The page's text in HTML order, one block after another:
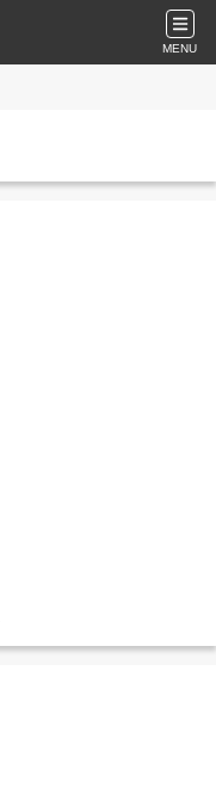
MENU